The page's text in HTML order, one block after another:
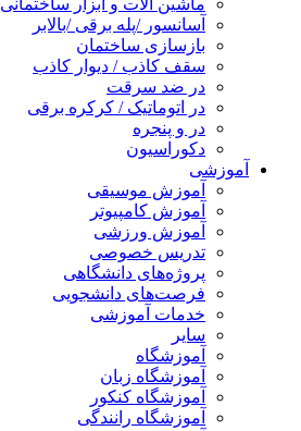
ماشین آلات و ابزار ساختمانی
آسانسور /پله برقی /بالابر
بازسازی ساختمان
سقف کاذب / دیوار کاذب
در ضد سرقت
در اتوماتیک / کرکره برقی
در و پنجره
دکوراسیون
آموزشی
آموزش موسیقی
آموزش کامپیوتر
آموزش ورزشی
تدریس خصوصی
پروژه‌های دانشگاهی
فرصت‌های دانشجویی
خدمات آموزشی
سایر
آموزشگاه
آموزشگاه زبان
آموزشگاه کنکور
آموزشگاه رانندگی